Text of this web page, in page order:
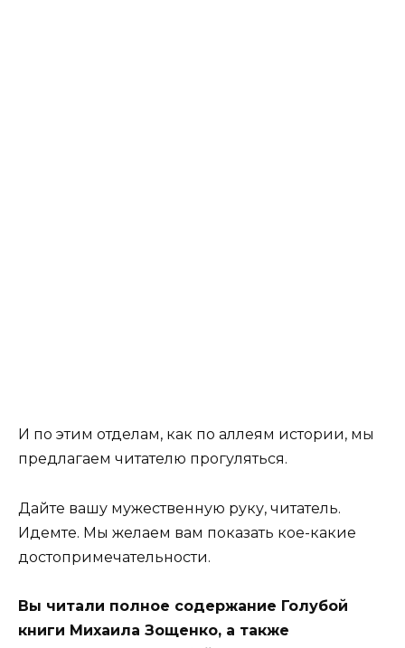
И по этим отделам, как по аллеям истории, мы
предлагаем читателю прогуляться.
Дайте вашу мужественную руку, читатель.
Идемте. Мы желаем вам показать кое-какие
достопримечательности.
Вы читали полное содержание Голубой
книги Михаила Зощенко, а также